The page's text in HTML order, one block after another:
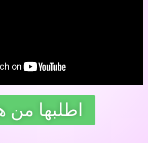
اطلبها من